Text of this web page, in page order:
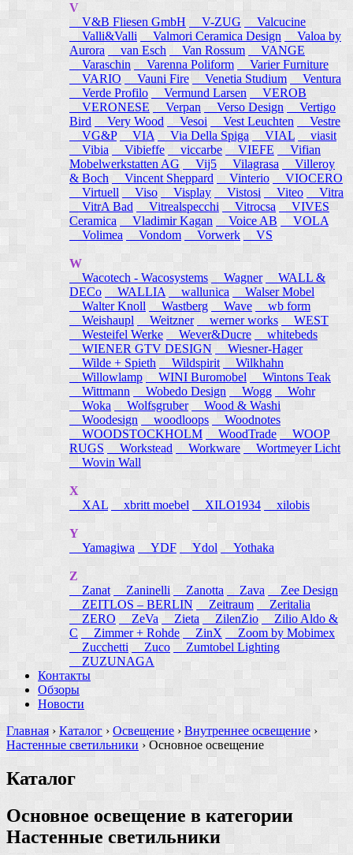
V
V&B Fliesen GmbH
V-ZUG
Valcucine
Valli&Valli
Valmori Ceramica Design
Valoa by
Aurora
van Esch Van Rossum
VANGE
Varaschin
Varenna Poliform
Varier Furniture
VARIO
Vauni Fire Venetia Studium
Ventura
Verde Profilo
Vermund Larsen
VEROB
VERONESE
Verpan Verso Design
Vertigo
Bird
Very Wood Vesoi Vest Leuchten
Vestre
VG&P
VIA Via Della Spiga VIAL
viasit
Vibia
Vibieffe viccarbe VIEFE
Vifian
Mobelwerkstatten AG
Vij5 Vilagrasa
Villeroy
& Boch
Vincent Sheppard Vinterio
VIOCERO
Virtuell
Viso Visplay Vistosi Viteo
Vitra
VitrA Bad
Vitrealspecchi Vitrocsa
VIVES
Ceramica
Vladimir Kagan Voice AB
VOLA
Volimea
Vondom Vorwerk VS
W
Wacotech - Wacosystems
Wagner
WALL &
DECo
WALLIA wallunica
Walser Mobel
Walter Knoll
Wastberg Wave
wb form
Weishaupl
Weitzner werner works
WEST
Westeifel Werke
Wever&Ducre
whitebeds
WIENER GTV DESIGN
Wiesner-Hager
Wilde + Spieth
Wildspirit
Wilkhahn
Willowlamp
WINI Buromobel
Wintons Teak
Wittmann
Wobedo Design Wogg
Wohr
Woka
Wolfsgruber
Wood & Washi
Woodesign
woodloops
Woodnotes
WOODSTOCKHOLM
WoodTrade
WOOP
RUGS
Workstead Workware
Wortmeyer Licht
Wovin Wall
X
XAL
xbritt moebel XILO1934 xilobis
Y
Yamagiwa
YDF Ydol Yothaka
Z
Zanat
Zaninelli Zanotta Zava
Zee Design
ZEITLOS – BERLIN
Zeitraum
Zeritalia
ZERO
ZeVa Zieta ZilenZio
Zilio Aldo &
C
Zimmer + Rohde ZinX
Zoom by Mobimex
Zucchetti
Zuco
Zumtobel Lighting
ZUZUNAGA
Контакты
Обзоры
Новости
Главная › Каталог › Освещение › Внутреннее освещение ›
Настенные светильники › Основное освещение
Каталог
Основное освещение в категории
Настенные светильники